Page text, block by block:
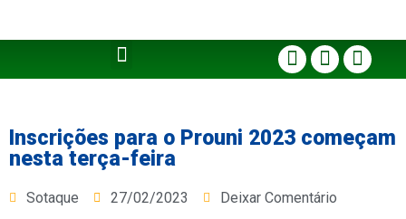
Inscrições para o Prouni 2023 começam
nesta terça-feira
Sotaque 27/02/2023 Deixar Comentário